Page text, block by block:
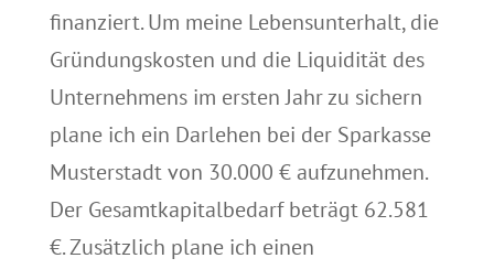
finanziert. Um meine Lebensunterhalt, die
Gründungskosten und die Liquidität des
Unternehmens im ersten Jahr zu sichern
plane ich ein Darlehen bei der Sparkasse
Musterstadt von 30.000 € aufzunehmen.
Der Gesamtkapitalbedarf beträgt 62.581
€. Zusätzlich plane ich einen